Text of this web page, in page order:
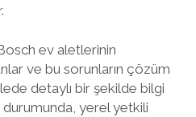
ev aletlerinin
ve bu sorunların çözüm
detaylı bir şekilde bilgi
durumunda, yerel yetkili